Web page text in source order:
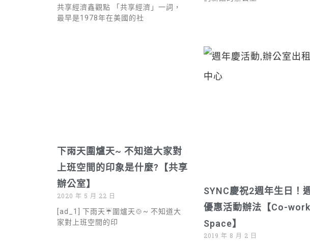
共享經濟鑫觀點 「共享經濟」一詞，
最早是1978年在美國的社
下雨天圍爐天~ 不知道大家對
上班空間的印象是什麼?【共享
辦公室】
2020 年 5 月 22 日
[ad_1] 下雨天☔️圍爐天🍲~ 不知道大
家對上班空間的印
SYNC慶祝2週年生日！
優惠活動辦法【Co-
Space】
2019 年 8 月 2 日